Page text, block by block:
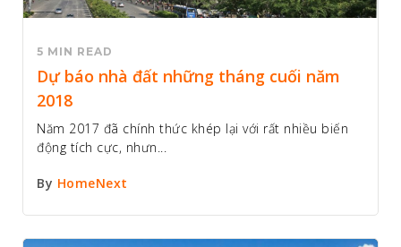
5 MIN READ
Dự báo nhà đất những tháng cuối năm
2018
Năm 2017 đã chính thức khép lại với rất nhiều biến
động tích cực, nhưn...
By HomeNext